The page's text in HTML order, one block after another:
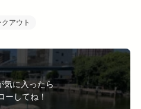
クアウト
気に入ったら
ーしてね！